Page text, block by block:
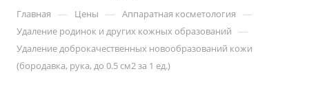
Главная — Цены — Аппаратная косметология —
Удаление родинок и других кожных образований —
Удаление доброкачественных новообразований кожи
(бородавка, рука, до 0.5 см2 за 1 ед.)